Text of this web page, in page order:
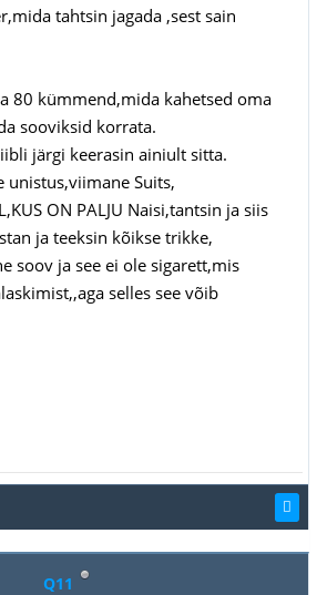
tahtsin jagada ,sest sain
80 kümmend,mida kahetsed oma
sooviksid korrata.
järgi keerasin ainiult sitta.
unistus,viimane Suits,
ON PALJU Naisi,tantsin ja siis
ja teeksin kõikse trikke,
soov ja see ei ole sigarett,mis
selles see võib
Q11